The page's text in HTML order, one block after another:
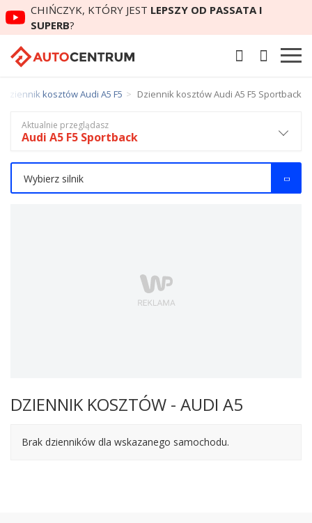
CHIŃCZYK, KTÓRY JEST LEPSZY OD PASSATA I
SUPERB?
Dziennik kosztów Audi A5 F5 Dziennik kosztów Audi A5 F5 Sportback
DZIENNIK KOSZTÓW - AUDI A5
Brak dzienników dla wskazanego samochodu.
Aktualnie przeglądasz
Audi A5 F5 Sportback
Wybierz silnik